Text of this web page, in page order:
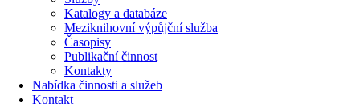
Katalogy a databáze
Meziknihovní výpůjční služba
Časopisy
Publikační činnost
Kontakty
Nabídka činnosti a služeb
Kontakt